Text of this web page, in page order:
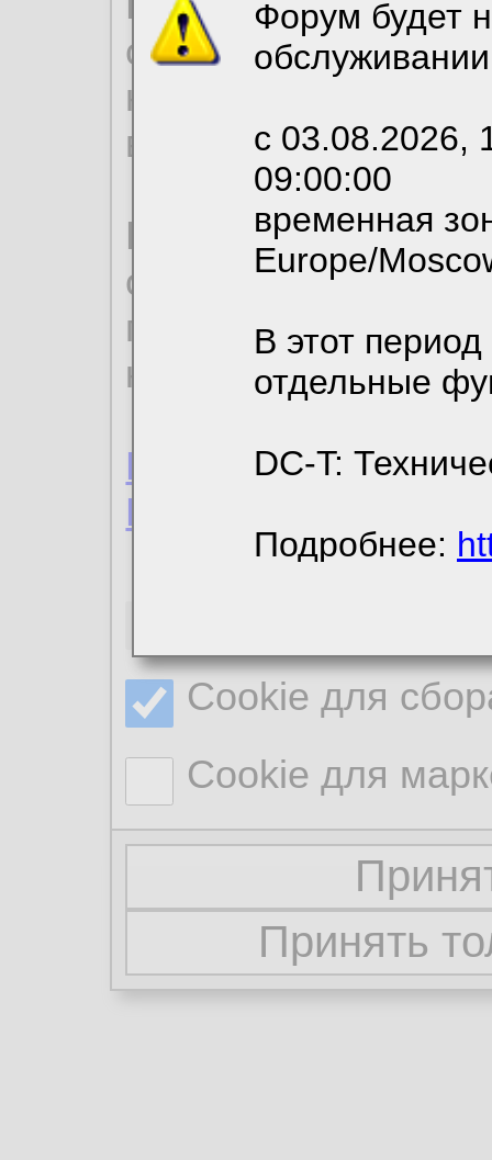
Форум будет
с 03.08.2026,
09:00:00
временная
Europe/
В этот
отдельные
DC-T:
Подробнее:
согласие на
необходимых для
вы можете
По
ознакомиться с
пользовательским
Пользовательское
Политика
Cookie для
Cookie для